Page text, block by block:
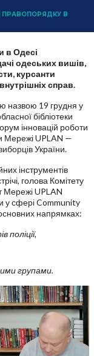
ПРАВОПОРЯДКУ В
в Одесі
одеських вишів,
курсанти
справ.
назвою 19 грудня у
бібліотеки
інновацій роботи
Мережі UPLAN —
України.
інструментів
голова Комітету
Мережі UPLAN
у сфері Community
напрямках:
поліції,
групами.